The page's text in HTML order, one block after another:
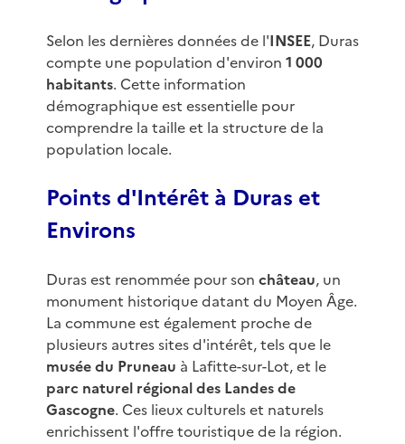
Selon les dernières données de l'INSEE, Duras
compte une population d'environ 1 000
habitants. Cette information
démographique est essentielle pour
comprendre la taille et la structure de la
population locale.
Points d'Intérêt à Duras et
Environs
Duras est renommée pour son château, un
monument historique datant du Moyen Âge.
La commune est également proche de
plusieurs autres sites d'intérêt, tels que le
musée du Pruneau à Lafitte-sur-Lot, et le
parc naturel régional des Landes de
Gascogne. Ces lieux culturels et naturels
enrichissent l'offre touristique de la région.